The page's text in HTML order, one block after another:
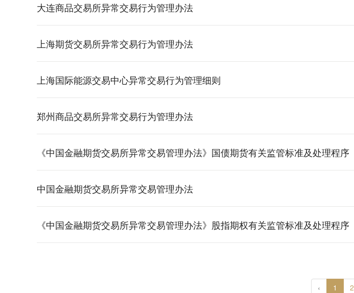
大连商品交易所异常交易行为管理办法
上海期货交易所异常交易行为管理办法
上海国际能源交易中心异常交易行为管理细则
郑州商品交易所异常交易​行为管理办法
《中国金融期货交易所异常交易管理办法》国债期货有关监管标准及处理程序
中国金融期货交易所异常交易管理办法
《中国金融期货交易所异常交易管理办法》股指期权有关监管标准及处理程序
‹ 1 2